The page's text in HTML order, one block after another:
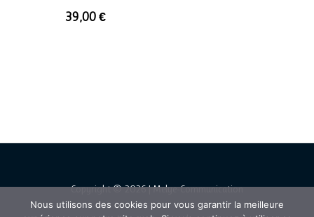
39,00€
Copyright © 2026 | Melye-Communication
Nous utilisons des cookies pour vous garantir la meilleure